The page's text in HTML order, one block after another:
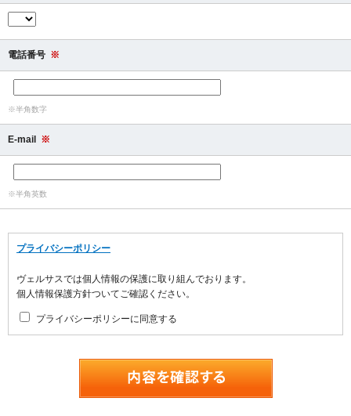
電話番号 ※
※半角数字
E-mail ※
※半角英数
プライバシーポリシー
ヴェルサスでは個人情報の保護に取り組んでおります。
個人情報保護方針ついてご確認ください。
プライバシーポリシーに同意する